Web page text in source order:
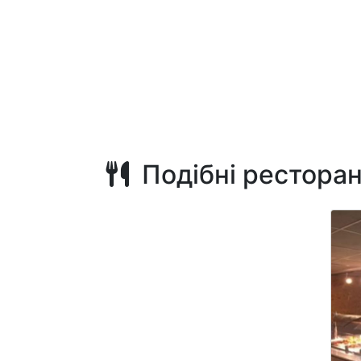
Подібні